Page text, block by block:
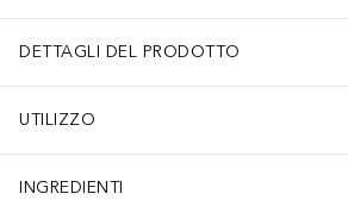
DETTAGLI DEL PRODOTTO
UTILIZZO
INGREDIENTI